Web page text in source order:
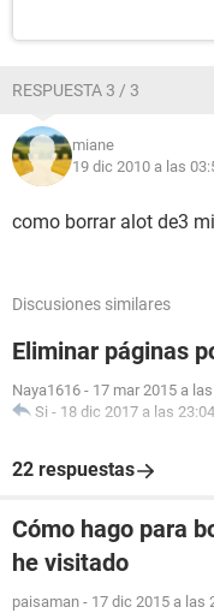
RESPUESTA 3 / 3
miane
19 dic 2010 a las
como borrar alot de3
Discusiones similares
Eliminar páginas
Naya1616 - 17 mar 2015 a
Si - 18 dic 2017 a las 23:04
22 respuestas
Cómo hago para
he visitado
paisaman - 17 dic 2015 a las